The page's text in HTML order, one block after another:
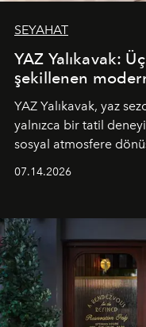
SEYAHAT
YAZ Yalıkavak:
şekillenen
YAZ Yalıkavak, yaz
yalnızca bir tatil
sosyal atmosfere
tematik gastronomi
Paylaşıma, lezzete ve
akşamlar, YAZ’ın sade
geceye taşıyarak her
07.14.2026